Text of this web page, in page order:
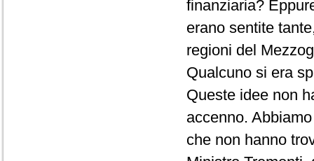
finanziaria?
erano sentite
regioni del
Qualcuno si era
Queste idee non
accenno.
che non hanno